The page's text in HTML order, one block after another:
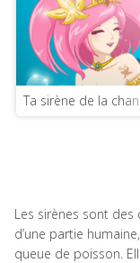
Ta sirène de la
Les sirènes sont
d’une partie
queue de poisson.